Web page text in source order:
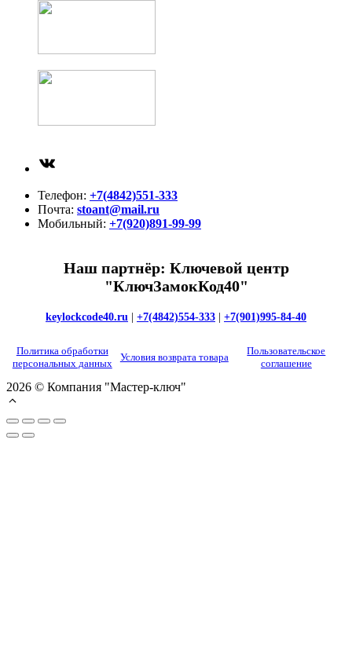
Телефон: +7(4842)551-333
Почта: stoant@mail.ru
Мобильный: +7(920)891-99-99
Наш партнёр: Ключевой центр
"КлючЗамокКод40"
keylockcode40.ru +7(4842)554-333 +7(901)995-84-40
Политика обработки
персональных данных
Условия возврата товара
Пользовательское
соглашение
2026 © Компания "Мастер-ключ"